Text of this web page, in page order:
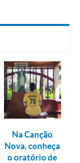
Na Canção
Nova, conheça
o oratório de